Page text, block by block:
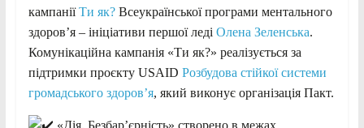
кампаніїТи як?Всеукраїнської програми ментального
здоров’я – ініціативи першої леді Олена Зеленська.
Комунікаційна кампанія «Ти як?» реалізується за
підтримки проєкту USAID Розбудова стійкої системи
громадського здоров’я, який виконує організація Пакт.
«Дія. Безбарʼєрність» створено в межах